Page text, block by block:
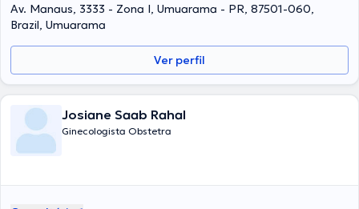
Av. Manaus, 3333 - Zona I, Umuarama - PR, 87501-060,
Brazil, Umuarama
Ver perfil
Josiane Saab Rahal
Ginecologista Obstetra